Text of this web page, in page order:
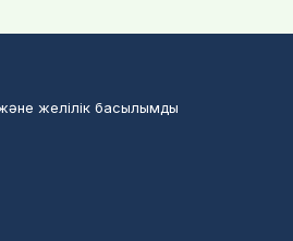
және желілік басылымды